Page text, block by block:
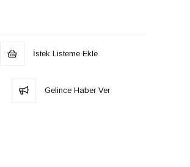
İstek Listeme Ekle
Gelince Haber Ver